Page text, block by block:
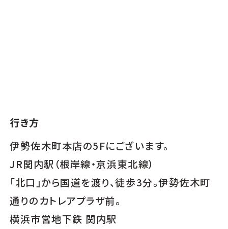
行き方
伊勢佐木町本店の5Fにございます。
JR関内駅（根岸線・京浜東北線）
「北口」から国道を渡り、徒歩3分。伊勢佐木町
通りのカトレアプラザ前。
横浜市営地下鉄 関内駅